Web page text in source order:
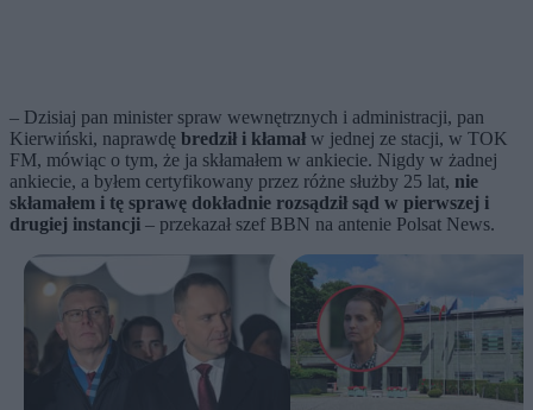
– Dzisiaj pan minister spraw wewnętrznych i administracji, pan
Kierwiński, naprawdę bredził i kłamał w jednej ze stacji, w TOK
FM, mówiąc o tym, że ja skłamałem w ankiecie. Nigdy w żadnej
ankiecie, a byłem certyfikowany przez różne służby 25 lat, nie
skłamałem i tę sprawę dokładnie rozsądził sąd w pierwszej i
drugiej instancji – przekazał szef BBN na antenie Polsat News.